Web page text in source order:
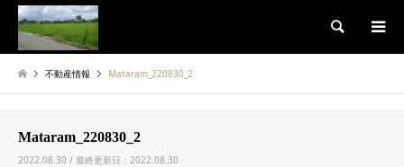
検索
不動産情報 Mataram_220830_2
Mataram_220830_2
2022.08.30 / 最終更新日：2022.08.30